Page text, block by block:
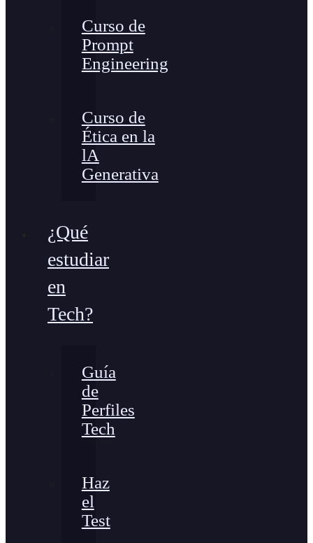
Curso de
Prompt
Engineering
Curso de
Ética en la
lA
Generativa
¿Qué
estudiar
en
Tech?
Guía
de
Perfiles
Tech
Haz
el
Test